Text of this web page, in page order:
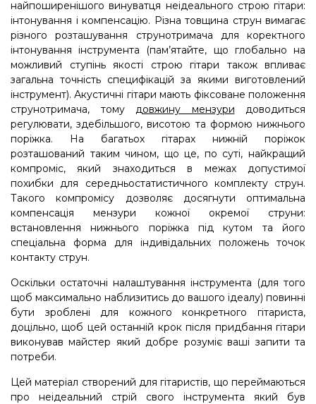
найпоширенішого винуватця неідеального строю гітари:
інтонування і компенсацію. Різна товщина струн вимагає
різного розташування струнотримача для коректного
інтонування інструмента (пам’ятайте, що глобально на
можливий ступінь якості строю гітари також впливає
загальна точність специфікацій за якими виготовлений
інструмент). Акустичні гітари мають фіксоване положення
струнотримача, тому довжину мензури доводиться
регулювати, здебільшого, висотою та формою нижнього
поріжка. На багатьох гітарах нижній поріжок
розташований таким чином, що це, по суті, найкращий
компроміс, який знаходиться в межах допустимої
похибки для середньостатистичного комплекту струн.
Такого компромісу дозволяє досягнути оптимальна
компенсація мензури кожної окремої струни:
встановлення нижнього поріжка під кутом та його
спеціальна форма для індивідальних положень точок
контакту струн.
Оскільки остаточні налаштування інструмента (для того
щоб максимально наблизитись до вашого ідеалу) повинні
бути зроблені для кожного конкретного гітариста,
доцільно, щоб цей останній крок після придбання гітари
виконував майстер який добре розуміє ваші запити та
потреби.
Цей матеріал створений для гітаристів, що переймаються
про неідеальний стрій свого інструмента який був